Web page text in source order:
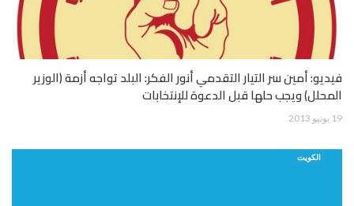
فيديو: أمين سر التيار التقدمي أنور الفكر: البلد تواجه أزمة (الوزير
المحلل) ويجب حلها قبل الدعوة للإنتخابات
19 يونيو 2013
الكويت